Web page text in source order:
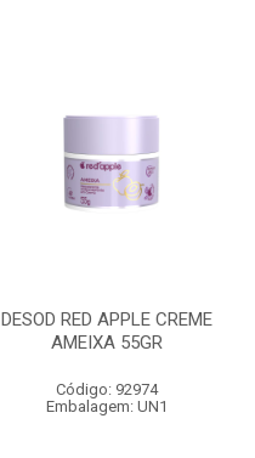
DESOD RED APPLE CREME
AMEIXA 55GR
Código: 92974
Embalagem: UN1